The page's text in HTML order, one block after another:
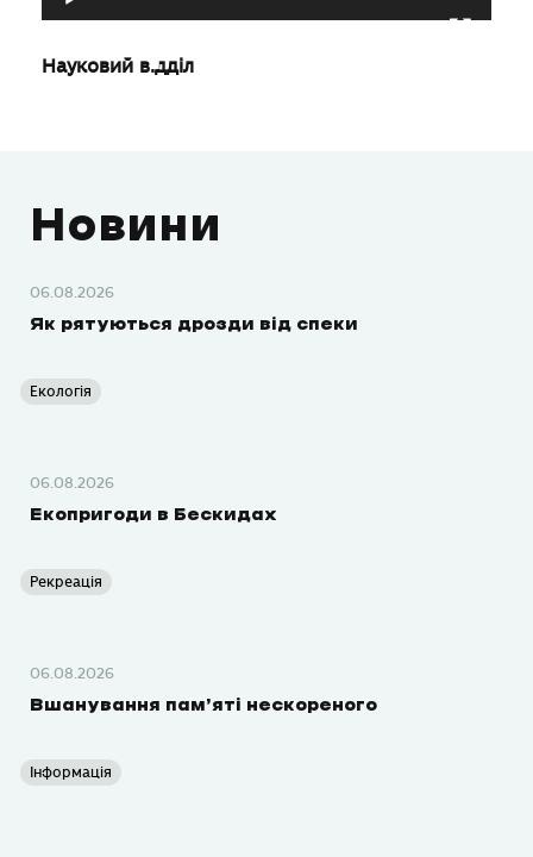
Науковий відділ
Новини
06.08.2026
Як рятуються дрозди від спеки
Екологія
06.08.2026
Екопригоди в Бескидах
Рекреація
06.08.2026
Вшанування пам’яті нескореного
Інформація